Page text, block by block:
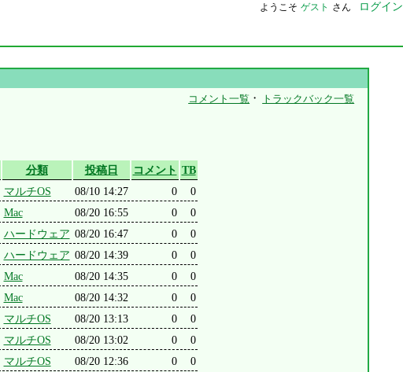
ようこそ ゲスト さん ログイン
コメント一覧 ・ トラックバック一覧
分類 投稿日 コメント TB
マルチOS 08/10 14:27 0
0
Mac 08/20 16:55 0
0
ハードウェア 08/20 16:47 0
0
ハードウェア 08/20 14:39 0
0
Mac 08/20 14:35 0
0
Mac 08/20 14:32 0
0
マルチOS 08/20 13:13 0
0
マルチOS 08/20 13:02 0
0
マルチOS 08/20 12:36 0
0